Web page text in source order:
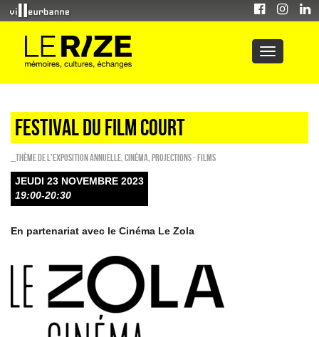
FESTIVAL DU FILM COURT
_Thème de l'exposition annuelle Cinéma PROJECTIONS - FILMS
JEUDI 23 NOVEMBRE 2023
19:00-20:30
En partenariat avec le Cinéma Le Zola